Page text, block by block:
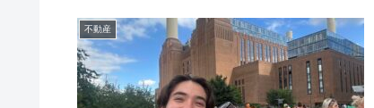
不動産